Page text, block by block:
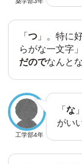
「つ」。特に
らがな一文字
だのでなんとな
工学部4年
「な
がい